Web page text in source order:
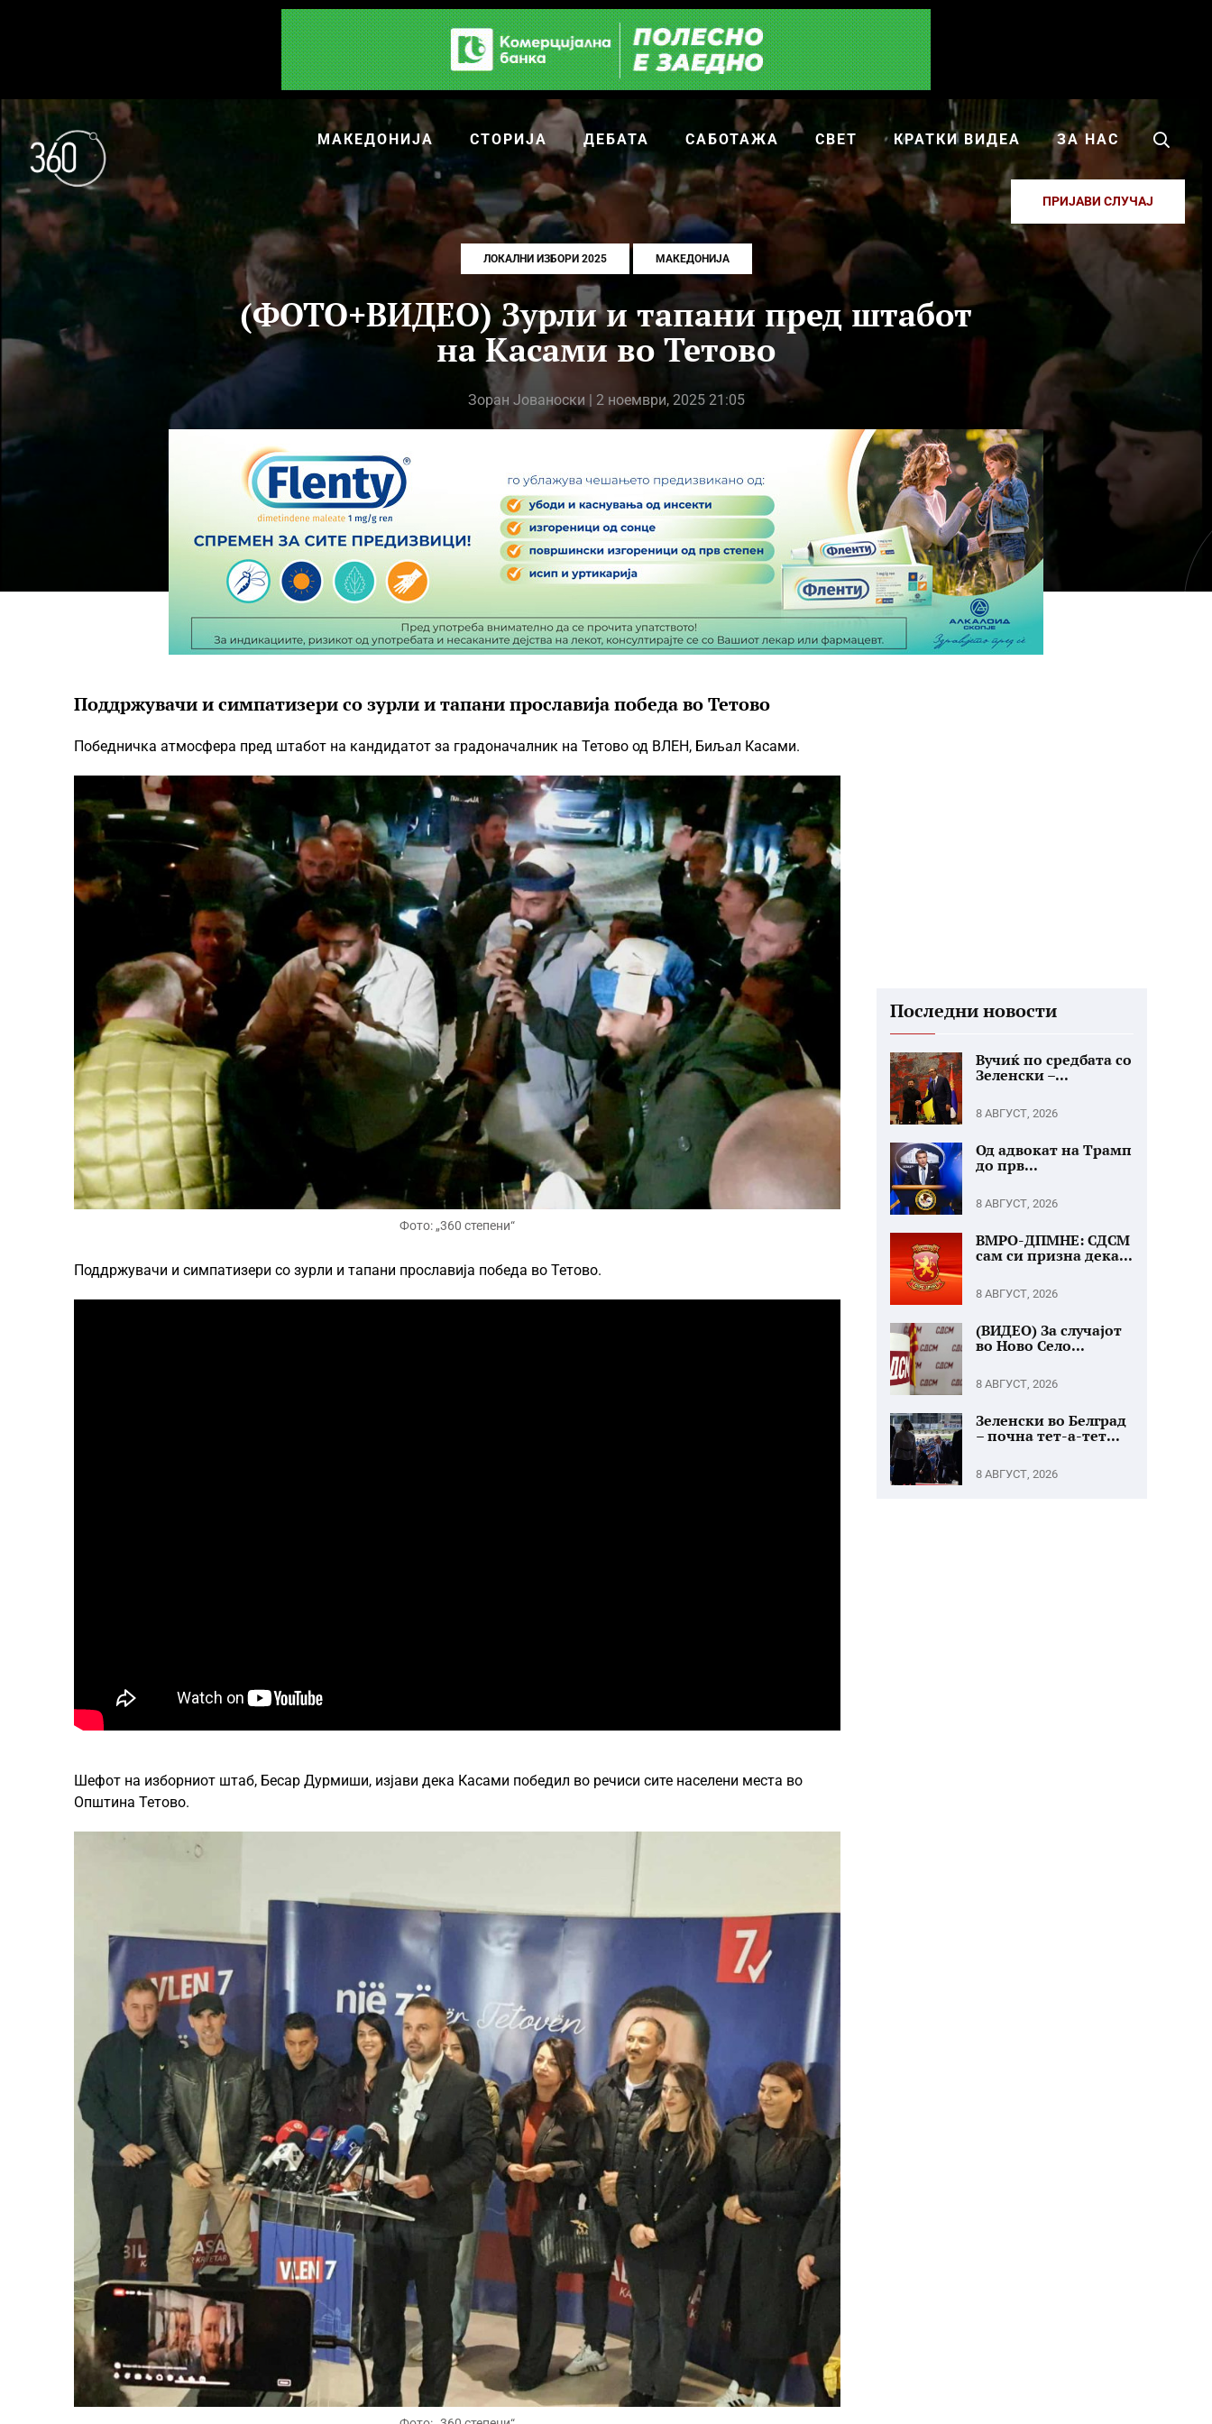
МАКЕДОНИЈА СТОРИЈА ДЕБАТА САБОТАЖА СВЕТ КРАТКИ ВИДЕА ЗА НАС
ПРИЈАВИ СЛУЧАЈ
ЛОКАЛНИ ИЗБОРИ 2025 МАКЕДОНИЈА
(ФОТО+ВИДЕО) Зурли и тапани пред штабот
на Касами во Тетово
Зоран Јованоски | 2 ноември, 2025 21:05
Поддржувачи и симпатизери со зурли и тапани прославија победа во Тетово
Победничка атмосфера пред штабот на кандидатот за градоначалник на Тетово од ВЛЕН, Биљал Касами.
Фото: „360 степени“
Поддржувачи и симпатизери со зурли и тапани прославија победа во Тетово.
Шефот на изборниот штаб, Бесар Дурмиши, изјави дека Касами победил во речиси сите населени места во
Општина Тетово.
Последни новости
Вучиќ по средбата со
Зеленски –...
8 АВГУСТ, 2026
Од адвокат на Трамп
до прв...
8 АВГУСТ, 2026
ВМРО-ДПМНЕ: СДСМ
сам си призна дека...
8 АВГУСТ, 2026
(ВИДЕО) За случајот
во Ново Село...
8 АВГУСТ, 2026
Зеленски во Белград
– почна тет-а-тет...
8 АВГУСТ, 2026